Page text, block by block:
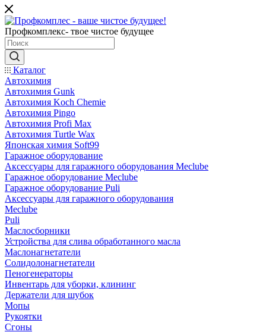
Профкомплекс- твое чистое будущее
Каталог
Автохимия
Автохимия Gunk
Автохимия Koch Chemie
Автохимия Pingo
Автохимия Profi Max
Автохимия Turtle Wax
Японская химия Soft99
Гаражное оборудование
Аксессуары для гаражного оборудования Meclube
Гаражное оборудование Meclube
Гаражное оборудование Puli
Аксессуары для гаражного оборудования
Meclube
Puli
Маслосборники
Устройства для слива обработанного масла
Маслонагнетатели
Солидолонагнетатели
Пеногенераторы
Инвентарь для уборки, клининг
Держатели для шубок
Мопы
Рукоятки
Сгоны